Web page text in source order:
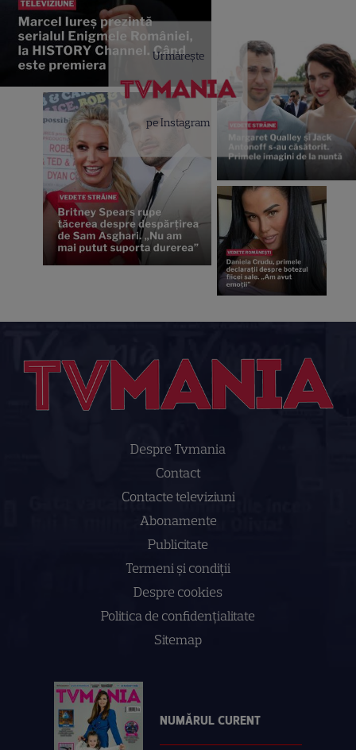
Urmărește
pe Instagram
Despre Tvmania
Contact
Contacte televiziuni
Abonamente
Publicitate
Termeni și condiții
Despre cookies
Politica de confidenţialitate
Sitemap
NUMĂRUL CURENT